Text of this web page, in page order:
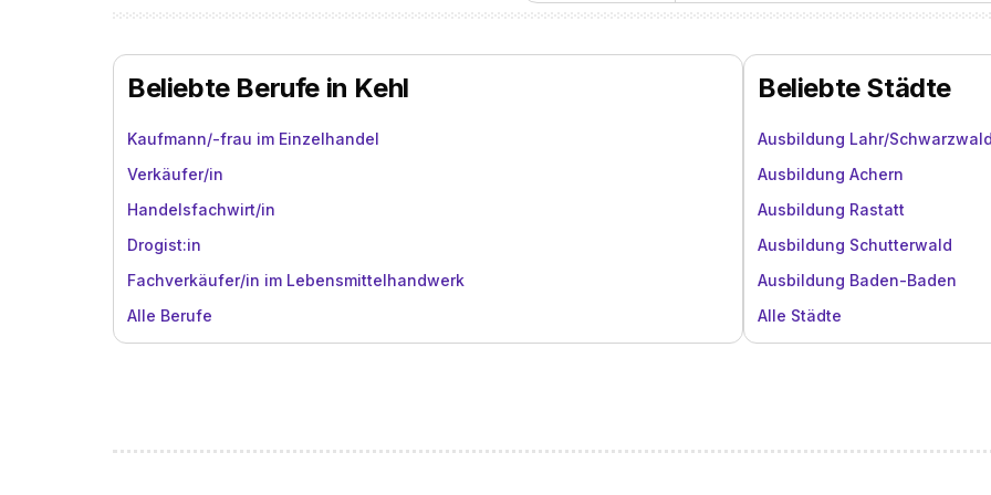
Beliebte Berufe in Kehl
Kaufmann/-frau im Einzelhandel
Verkäufer/in
Handelsfachwirt/in
Drogist:in
Fachverkäufer/in im Lebensmittelhandwerk
Alle Berufe
Beliebte Städte
Ausbildung Lahr/
Ausbildung Achern
Ausbildung Rastatt
Ausbildung Schutterwald
Ausbildung Baden-Baden
Alle Städte